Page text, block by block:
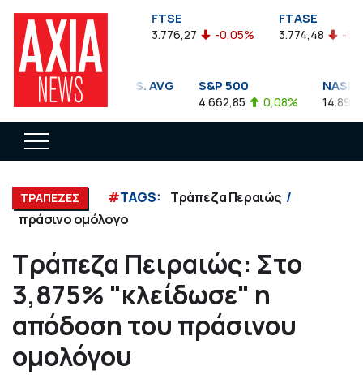
FTSEA
899,47 -0,04%
FTSE
3.776,27 -0,05%
FTASE
3.774,48 -0,10%
DOW JONES INDUS. AVG
35.911,81 -0,56%
S&P 500
4.662,85 0,08% 14.893,75
ΤΡΑΠΕΖΕΣ #TAGS:
Τράπεζα Περαιώς
πράσινο ομόλογο
Τράπεζα Πειραιώς: Στο
3,875% "κλείδωσε" η
απόδοση του πράσινου
ομολόγου